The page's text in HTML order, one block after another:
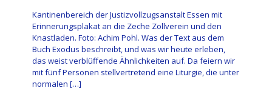
Kantinenbereich der Justizvollzugsanstalt Essen mit
Erinnerungsplakat an die Zeche Zollverein und den
Knastladen. Foto: Achim Pohl. Was der Text aus dem
Buch Exodus beschreibt, und was wir heute erleben,
das weist verblüffende Ähnlichkeiten auf. Da feiern wir
mit fünf Personen stellvertretend eine Liturgie, die unter
normalen […]